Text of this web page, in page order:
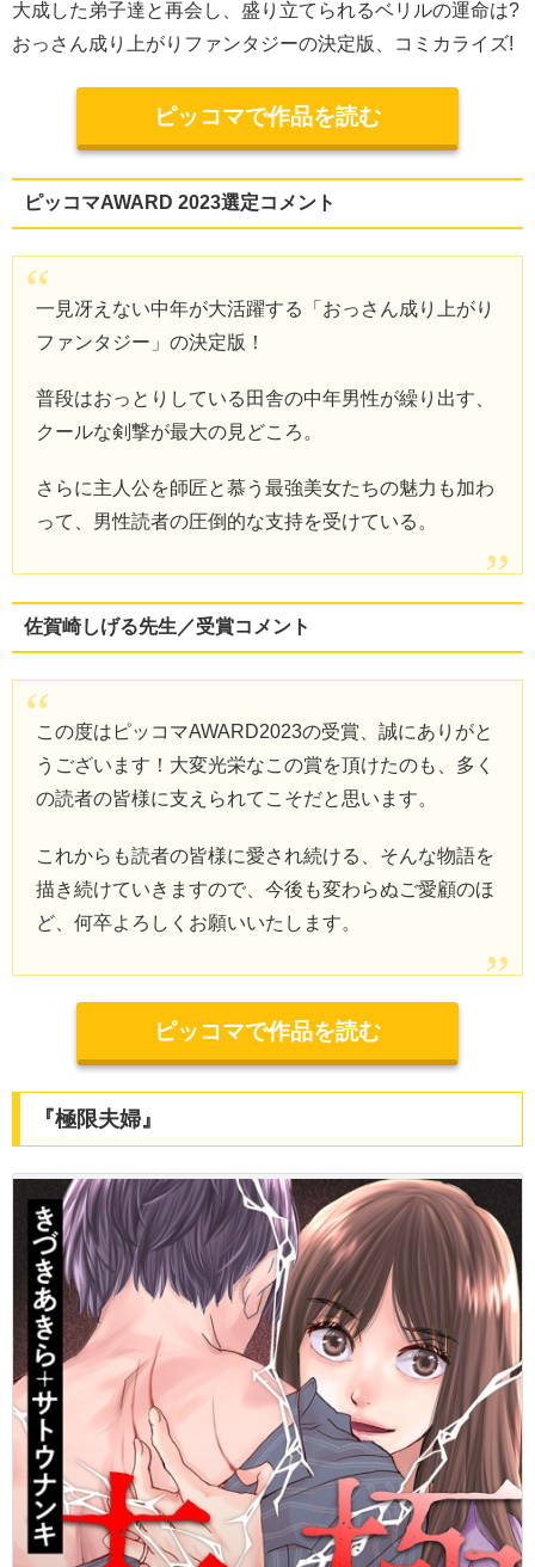
大成した弟子達と再会し、盛り立てられるベリルの運命は?
おっさん成り上がりファンタジーの決定版、コミカライズ!
ピッコマで作品を読む
ピッコマAWARD 2023選定コメント
一見冴えない中年が大活躍する「おっさん成り上がり
ファンタジー」の決定版！
普段はおっとりしている田舎の中年男性が繰り出す、
クールな剣撃が最大の見どころ。
さらに主人公を師匠と慕う最強美女たちの魅力も加わ
って、男性読者の圧倒的な支持を受けている。
佐賀崎しげる先生／受賞コメント
この度はピッコマAWARD2023の受賞、誠にありがと
うございます！大変光栄なこの賞を頂けたのも、多く
の読者の皆様に支えられてこそだと思います。
これからも読者の皆様に愛され続ける、そんな物語を
描き続けていきますので、今後も変わらぬご愛顧のほ
ど、何卒よろしくお願いいたします。
ピッコマで作品を読む
『極限夫婦』